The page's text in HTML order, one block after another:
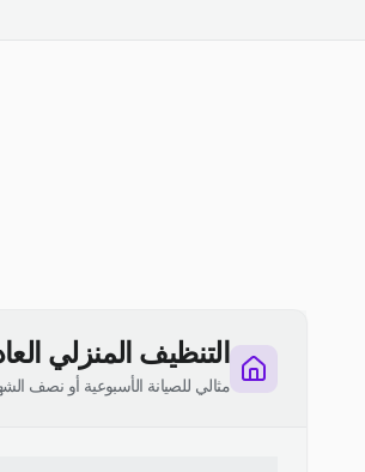
التنظيف المنزلي
مثالي للصيانة الأسبوعية أو نصف